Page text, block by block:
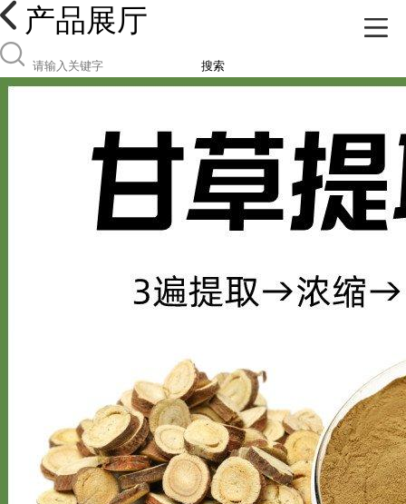
产品展厅
搜索